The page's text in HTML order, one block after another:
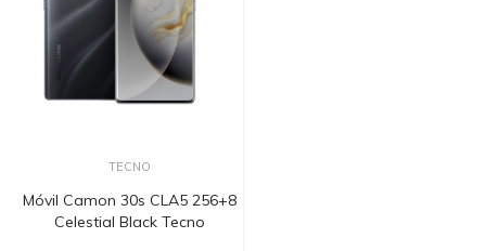
TECNO
Móvil Camon 30s CLA5 256+8
Celestial Black Tecno